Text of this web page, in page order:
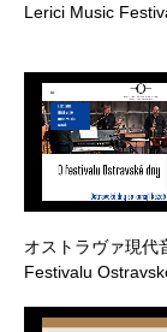
Lerici Music
オストラヴァ現代
Festivalu